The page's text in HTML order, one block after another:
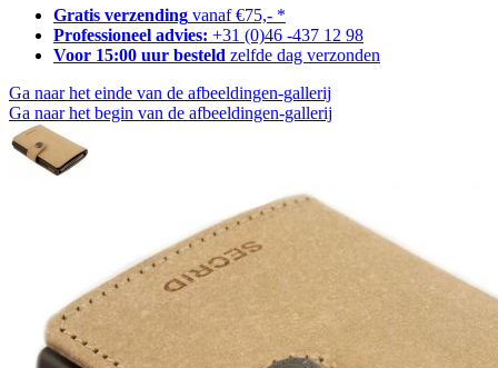
Gratis verzending vanaf €75,- *
Professioneel advies: +31 (0)46 -437 12 98
Voor 15:00 uur besteld zelfde dag verzonden
Ga naar het einde van de afbeeldingen-gallerij
Ga naar het begin van de afbeeldingen-gallerij